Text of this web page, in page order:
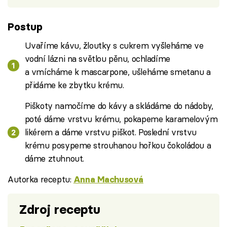
Postup
Uvaříme kávu, žloutky s cukrem vyšleháme ve
vodní lázni na světlou pěnu, ochladíme
a vmícháme k mascarpone, ušleháme smetanu a
přidáme ke zbytku krému.
Piškoty namočíme do kávy a skládáme do nádoby,
poté dáme vrstvu krému, pokapeme karamelovým
likérem a dáme vrstvu piškot. Poslední vrstvu
krému posypeme strouhanou hořkou čokoládou a
dáme ztuhnout.
Autorka receptu: Anna Machusová
Zdroj receptu